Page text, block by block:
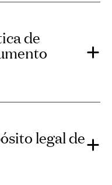
de
legal de